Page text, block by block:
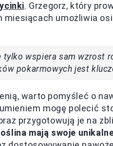
. Grzegorz, który
miesiącach umożliwia
tylko wspiera sam wzrost
pokarmowych jest
warto pomyśleć o
mogę polecić
przygotowują je na
mają swoje